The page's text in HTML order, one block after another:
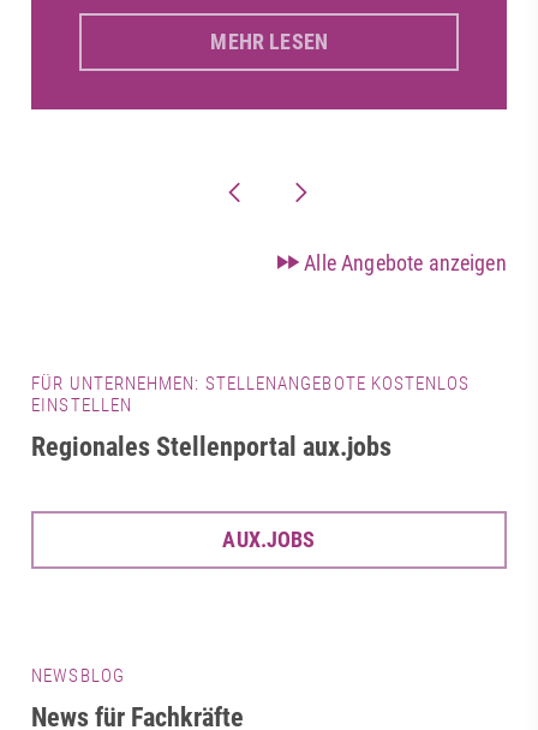
MEHR LESEN
Alle Angebote anzeigen
FÜR UNTERNEHMEN: STELLENANGEBOTE KOSTENLOS
EINSTELLEN
Regionales Stellenportal aux.jobs
AUX.JOBS
NEWSBLOG
News für Fachkräfte